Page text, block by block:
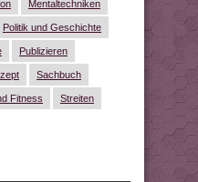
Mentaltechniken
Politik und Geschichte
Publizieren
Sachbuch
Fitness Streiten